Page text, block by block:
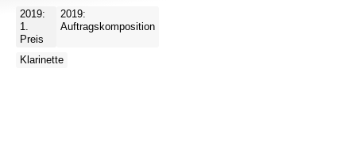
2019:
1.
Preis
2019:
Auftragskomposition
Klarinette